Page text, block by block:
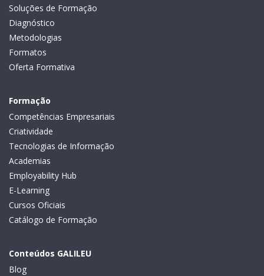
Soluções de Formação
Diagnóstico
Metodologias
Formatos
Oferta Formativa
Formação
Competências Empresariais
Criatividade
Tecnologias de Informação
Academias
Employability Hub
E-Learning
Cursos Oficiais
Catálogo de Formação
Conteúdos GALILEU
Blog